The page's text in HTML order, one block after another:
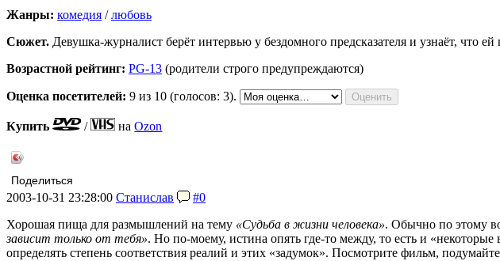
Жанры: комедия /любовь
Сюжет. Девушка-журналист берёт интервью у бездомного предсказателя и узнаёт, что ей
Возрастной рейтинг: PG-13 (родители строго предупреждаются)
Оценка посетителей: 9 из 10 (голосов: 3).
Купить / наOzon
Поделиться
2003-10-31 23:28:00 Станислав
#0
Хорошая пища для размышлений на тему «Судьба в жизни человека». Обычно по этому
зависит только от тебя». Но по-моему, истина опять где-то между, то есть и
определять степень соответствия реалий и этих «задумок». Посмотрите фильм,